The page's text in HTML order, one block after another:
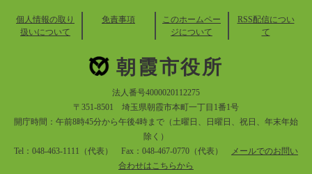
個人情報の取り
扱いについて
免責事項
このホームペー
ジについて
RSS配信につい
て
朝霞市役所
法人番号4000020112275
〒351-8501 埼玉県朝霞市本町一丁目1番1号
開庁時間：午前8時45分から午後4時まで（土曜日、日曜日、祝日、年末年始
除く）
Tel：048-463-1111（代表） Fax：048-467-0770（代表）
メールでのお問い
合わせはこちらから